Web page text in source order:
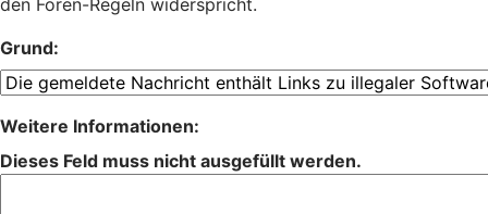
den Foren-Regeln widerspricht.
Grund:
Weitere Informationen:
Dieses Feld muss nicht ausgefüllt werden.